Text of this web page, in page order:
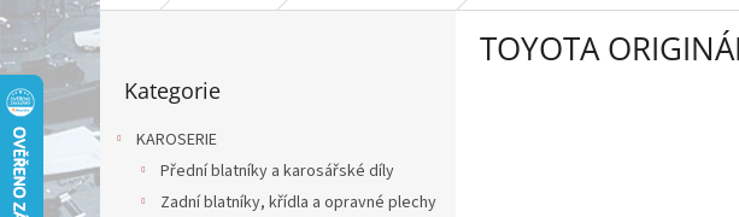
P
o
s
r
n
kategorie
Kategorie
KAROSERIE
Přední blatníky a karosářské díly
Zadní blatníky, křídla a opravné plechy
TOYOTA